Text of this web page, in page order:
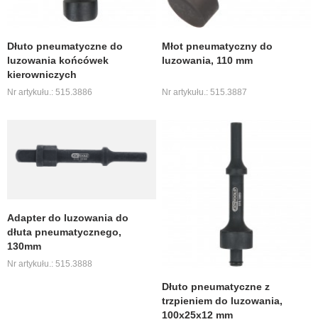
Dłuto pneumatyczne do
luzowania końcówek
kierowniczych
Nr artykułu.: 515.3886
Młot pneumatyczny do
luzowania, 110 mm
Nr artykułu.: 515.3887
Adapter do luzowania do
dłuta pneumatycznego,
130mm
Nr artykułu.: 515.3888
Dłuto pneumatyczne z
trzpieniem do luzowania,
100x25x12 mm